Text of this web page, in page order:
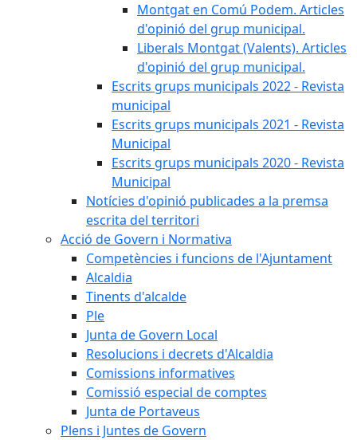
Montgat en Comú Podem. Articles
d'opinió del grup municipal.
Liberals Montgat (Valents). Articles
d'opinió del grup municipal.
Escrits grups municipals 2022 - Revista
municipal
Escrits grups municipals 2021 - Revista
Municipal
Escrits grups municipals 2020 - Revista
Municipal
Notícies d'opinió publicades a la premsa
escrita del territori
Acció de Govern i Normativa
Competències i funcions de l'Ajuntament
Alcaldia
Tinents d'alcalde
Ple
Junta de Govern Local
Resolucions i decrets d'Alcaldia
Comissions informatives
Comissió especial de comptes
Junta de Portaveus
Plens i Juntes de Govern